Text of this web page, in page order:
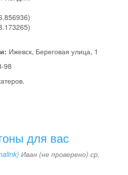
Ижевск, Береговая улица, 1
98
для вас
Иван (не проверено) ср,